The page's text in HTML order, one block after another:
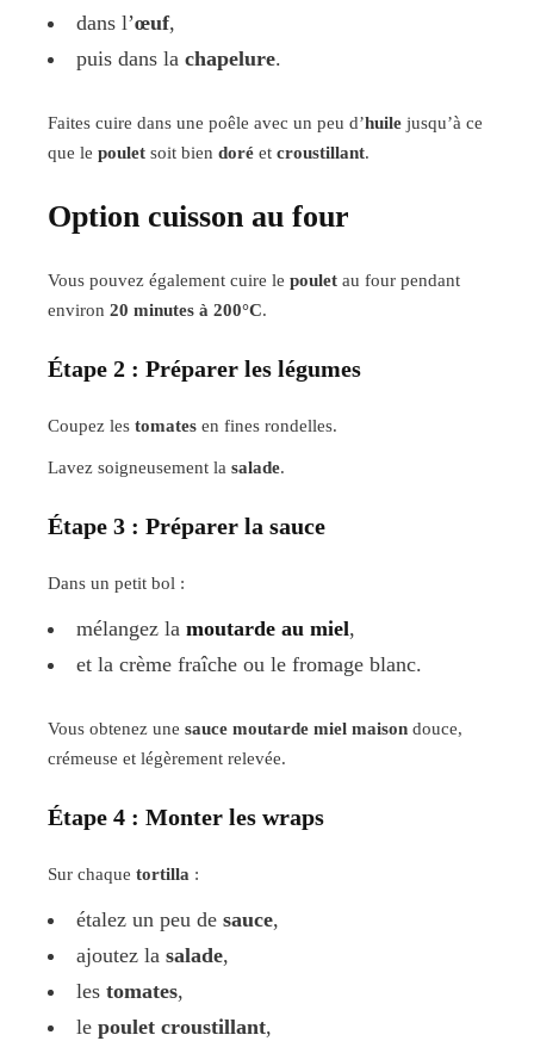
dans l’œuf,
puis dans la chapelure.
Faites cuire dans une poêle avec un peu d’huile jusqu’à ce
que lepoulet soit biendoré etcroustillant.
Option cuisson au four
Vous pouvez également cuire lepoulet au four pendant
environ20 minutes à 200°C.
Étape 2 : Préparer les légumes
Coupez lestomates en fines rondelles.
Lavez soigneusement lasalade.
Étape 3 : Préparer la sauce
Dans un petit bol :
mélangez lamoutarde au miel,
et la crème fraîche ou le fromage blanc.
Vous obtenez unesauce moutarde miel maison douce,
crémeuse et légèrement relevée.
Étape 4 : Monter les wraps
Sur chaquetortilla :
étalez un peu desauce,
ajoutez lasalade,
lestomates,
lepoulet croustillant,